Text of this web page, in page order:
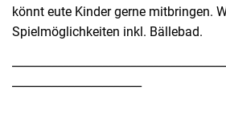
könnt eute Kinder gerne mitbringen.
Spielmöglichkeiten inkl. Bällebad.